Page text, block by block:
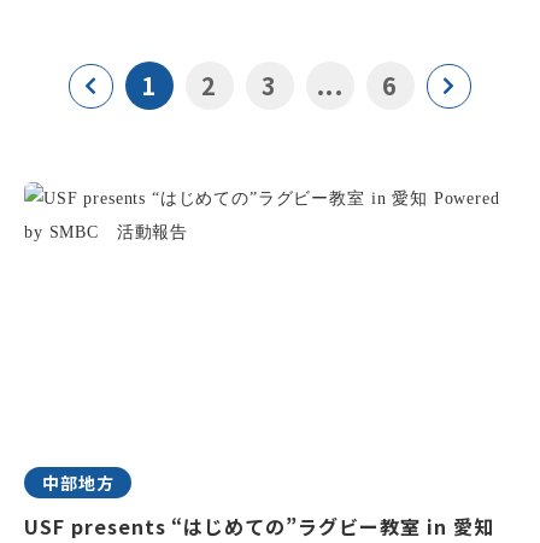
1 2 3 ... 6
中部地方
USF presents “はじめての”ラグビー教室 in 愛知